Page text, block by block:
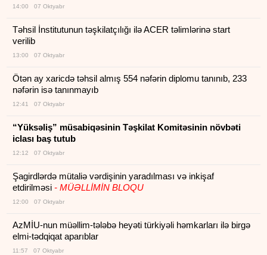
14:00 07 Oktyabr
Təhsil İnstitutunun təşkilatçılığı ilə ACER təlimlərinə start
verilib
13:00 07 Oktyabr
Ötən ay xaricdə təhsil almış 554 nəfərin diplomu tanınıb, 233
nəfərin isə tanınmayıb
12:41 07 Oktyabr
“Yüksəliş” müsabiqəsinin Təşkilat Komitəsinin növbəti
iclası baş tutub
12:12 07 Oktyabr
Şagirdlərdə mütaliə vərdişinin yaradılması və inkişaf
etdirilməsi- MÜƏLLİMİN BLOQU
12:00 07 Oktyabr
AzMİU-nun müəllim-tələbə heyəti türkiyəli həmkarları ilə birgə
elmi-tədqiqat aparıblar
11:57 07 Oktyabr